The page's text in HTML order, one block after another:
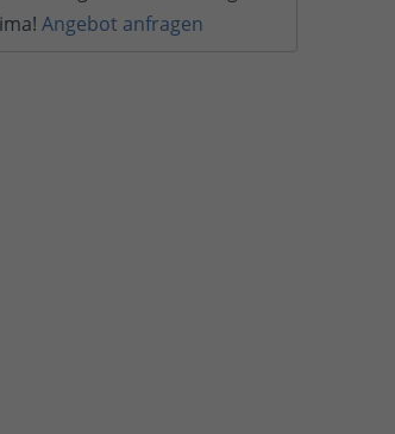
Angebot anfragen